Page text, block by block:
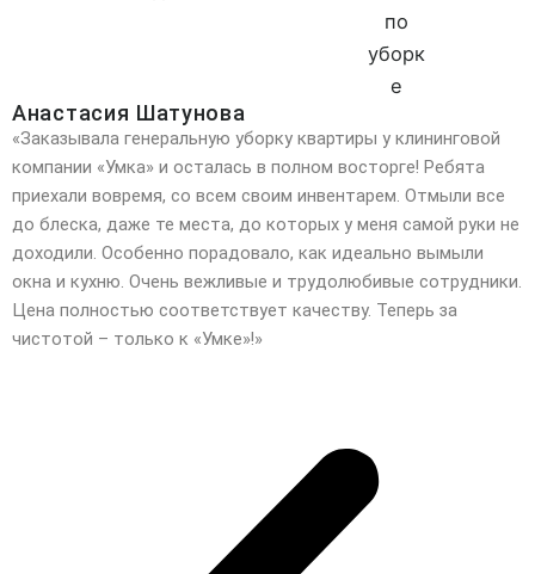
Анастасия Шатунова
«Заказывала генеральную уборку квартиры у клининговой
компании «Умка» и осталась в полном восторге! Ребята
приехали вовремя, со всем своим инвентарем. Отмыли все
до блеска, даже те места, до которых у меня самой руки не
доходили. Особенно порадовало, как идеально вымыли
окна и кухню. Очень вежливые и трудолюбивые сотрудники.
Цена полностью соответствует качеству. Теперь за
чистотой – только к «Умке»!»